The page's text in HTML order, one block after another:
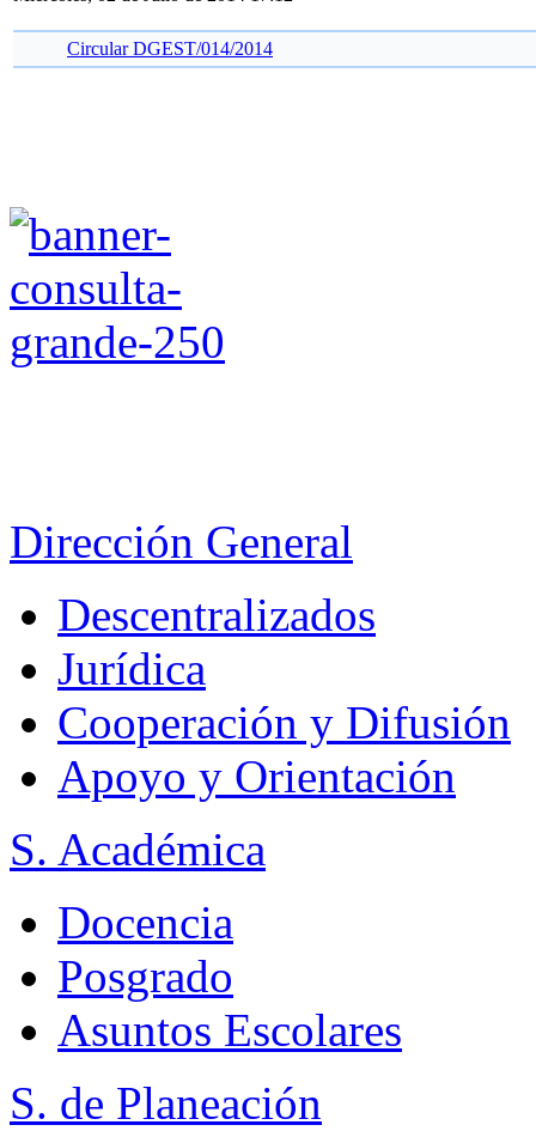
Circular DGEST/014/2014
Dirección General
Descentralizados
Jurídica
Cooperación y Difusión
Apoyo y Orientación
S. Académica
Docencia
Posgrado
Asuntos Escolares
S. de Planeación